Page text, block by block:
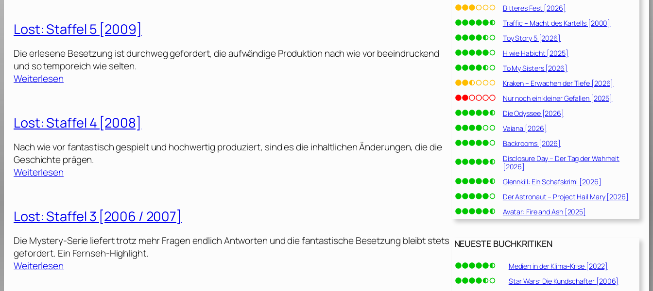
[
2
0
2
3
r
e
t
z
D
r
a
c
h
0
1
]
t
S
t
a
e
6
[
1
0
]
Lost: Staffel 5 [2009]
Die erlesene Besetzung ist durchweg gefordert, die aufwändige Produktion nach wie vor beeindruckend
und so temporeich wie selten.
Weiterlesen:
t
S
t
a
e
5
[
Lost: Staffel 4 [2008]
Nach wie vor fantastisch gespielt und hochwertig produziert, sind es die inhaltlichen Änderungen, die die
Geschichte prägen.
Weiterlesen:
t
S
t
a
Lost: Staffel 3 [2006 / 2007]
Die Mystery-Serie liefert trotz mehr Fragen endlich Antworten und die fantastische Besetzung bleibt stets
gefordert. Ein Fernseh-Highlight.
Weiterlesen:
Bitteres Fest [2026]
Traffic – Macht des Kartells [2000]
Toy Story 5 [2026]
H wie Habicht [2025]
To My Sisters [2026]
Kraken – Erwachen der Tiefe [2026]
Nur noch ein kleiner Gefallen [2025]
Die Odyssee [2026]
Vaiana [2026]
Backrooms [2026]
Disclosure Day – Der Tag der Wahrheit
[2026]
Glennkill: Ein Schafskrimi [2026]
Der Astronaut – Project Hail Mary [2026]
Avatar: Fire and Ash [2025]
NEUESTE BUCHKRITIKEN
Medien in der Klima-Krise [2022]
Star Wars: Die Kundschafter [2006]